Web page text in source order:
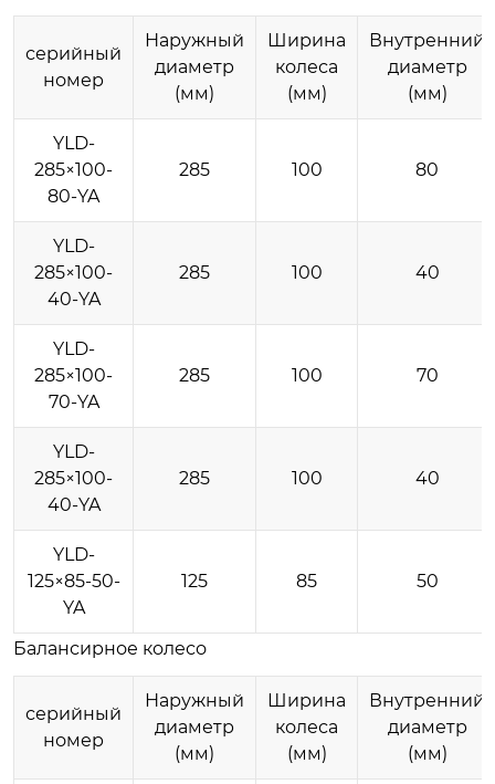
серийный
номер
Наружный
диаметр
(мм)
Ширина
колеса
(мм)
Внутренний
диаметр
(мм)
YLD-
285×100-
80-YA
285 100 80
YLD-
285×100-
40-YA
285 100 40
YLD-
285×100-
70-YA
285 100 70
YLD-
285×100-
40-YA
285 100 40
YLD-
125×85-50-
YA
125 85 50
Балансирное колесо
серийный
номер
Наружный
диаметр
(мм)
Ширина
колеса
(мм)
Внутренний
диаметр
(мм)